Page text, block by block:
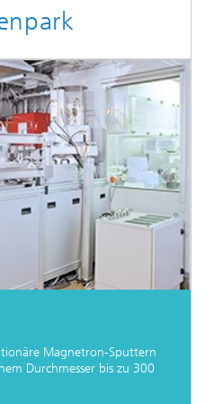
Magnetron-Sputtern
Durchmesser bis zu 300